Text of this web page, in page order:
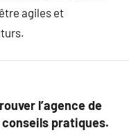
agiles et
l’agence de
pratiques.